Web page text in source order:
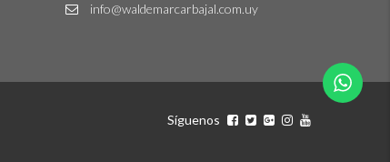
info@waldemarcarbajal.com.uy
Síguenos